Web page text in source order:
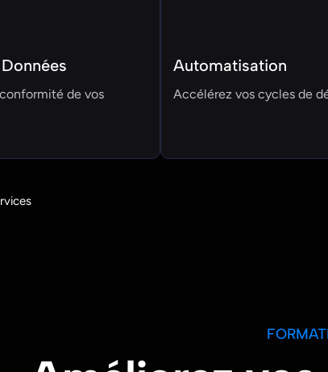
de vos
Automatisation
Accélérez vos cycles de